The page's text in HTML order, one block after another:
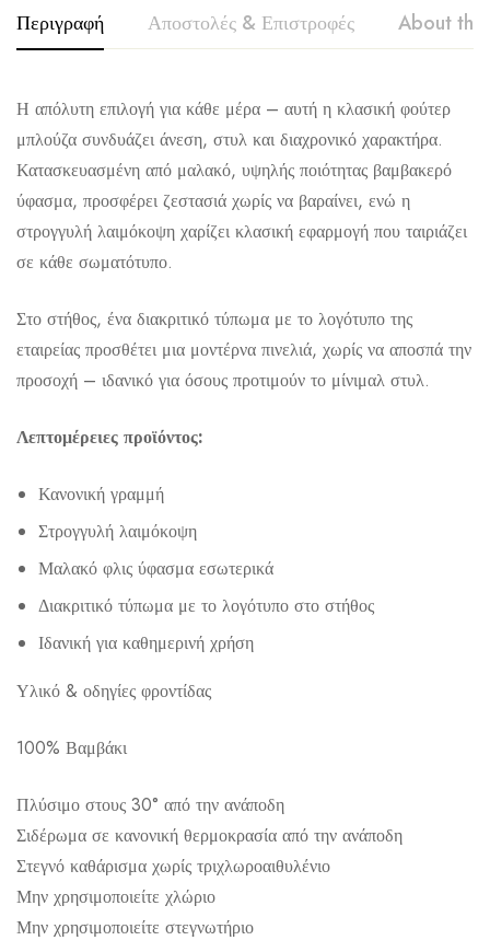
Περιγραφή Αποστολές & Επιστροφές About
Η απόλυτη επιλογή για κάθε μέρα – αυτή η κλασική φούτερ
μπλούζα συνδυάζει άνεση, στυλ και διαχρονικό χαρακτήρα.
Κατασκευασμένη από μαλακό, υψηλής ποιότητας βαμβακερό
ύφασμα, προσφέρει ζεστασιά χωρίς να βαραίνει, ενώ η
στρογγυλή λαιμόκοψη χαρίζει κλασική εφαρμογή που ταιριάζει
σε κάθε σωματότυπο.
Στο στήθος, ένα διακριτικό τύπωμα με το λογότυπο της
εταιρείας προσθέτει μια μοντέρνα πινελιά, χωρίς να αποσπά την
προσοχή – ιδανικό για όσους προτιμούν το μίνιμαλ στυλ.
Λεπτομέρειες προϊόντος:
Κανονική γραμμή
Στρογγυλή λαιμόκοψη
Μαλακό φλις ύφασμα εσωτερικά
Διακριτικό τύπωμα με το λογότυπο στο στήθος
Ιδανική για καθημερινή χρήση
Υλικό & οδηγίες φροντίδας
100% Βαμβάκι
Πλύσιμο στους 30° από την ανάποδη
Σιδέρωμα σε κανονική θερμοκρασία από την ανάποδη
Στεγνό καθάρισμα χωρίς τριχλωροαιθυλένιο
Μην χρησιμοποιείτε χλώριο
Μην χρησιμοποιείτε στεγνωτήριο
Αποστολή σε πόλη: 2,50€
Αντικαταβολή: 2,50€
tony couper